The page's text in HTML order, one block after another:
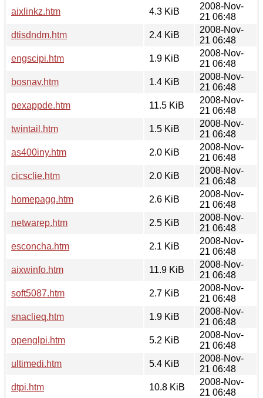
aixlinkz.htm
4.3 KiB
2008-Nov-
21 06:48
dtisdndm.htm
2.4 KiB
2008-Nov-
21 06:48
engscipi.htm
1.9 KiB
2008-Nov-
21 06:48
bosnav.htm
1.4 KiB
2008-Nov-
21 06:48
pexappde.htm
11.5 KiB
2008-Nov-
21 06:48
twintail.htm
1.5 KiB
2008-Nov-
21 06:48
as400iny.htm
2.0 KiB
2008-Nov-
21 06:48
cicsclie.htm
2.0 KiB
2008-Nov-
21 06:48
homepagg.htm
2.6 KiB
2008-Nov-
21 06:48
netwarep.htm
2.5 KiB
2008-Nov-
21 06:48
esconcha.htm
2.1 KiB
2008-Nov-
21 06:48
aixwinfo.htm
11.9 KiB
2008-Nov-
21 06:48
soft5087.htm
2.7 KiB
2008-Nov-
21 06:48
snaclieq.htm
1.9 KiB
2008-Nov-
21 06:48
openglpi.htm
5.2 KiB
2008-Nov-
21 06:48
ultimedi.htm
5.4 KiB
2008-Nov-
21 06:48
dtpi.htm
10.8 KiB
2008-Nov-
21 06:48